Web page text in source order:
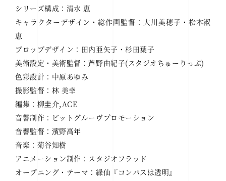
シリーズ構成：清水 恵
キャラクターデザイン・総作画監督：大川美穂子・松本淑
恵
プロップデザイン：田内亜矢子・杉田葉子
美術設定・美術監督：芦野由紀子(スタジオちゅーりっぷ)
色彩設計：中原あゆみ
撮影監督：林 美幸
編集：柳圭介,ACE
音響制作：ビットグルーヴプロモーション
音響監督：濱野高年
音楽：菊谷知樹
アニメーション制作：スタジオフラッド
オープニング・テーマ：緑仙『コンパスは透明』